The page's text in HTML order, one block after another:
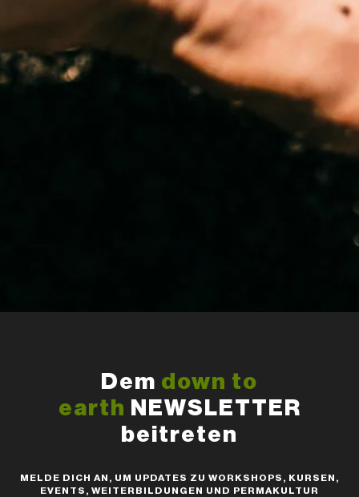
Dem down to
earth NEWSLETTER
beitreten
MELDE DICH AN, UM UPDATES ZU WORKSHOPS, KURSEN,
EVENTS, WEITERBILDUNGEN UND PERMAKULTUR